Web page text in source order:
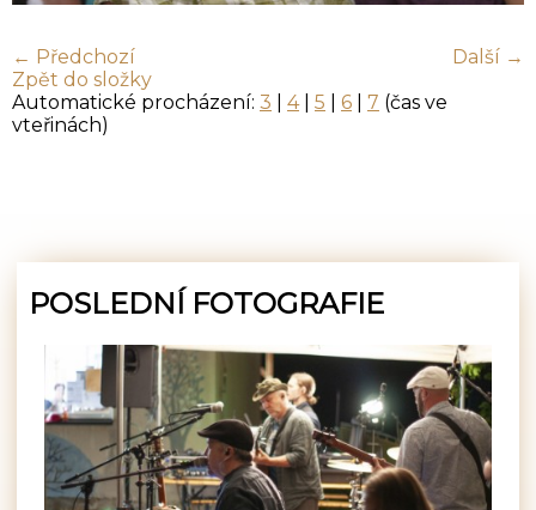
← Předchozí
Další →
Zpět do složky
Automatické procházení: 3 4| 5 6 7 (čas ve
vteřinách)
POSLEDNÍ FOTOGRAFIE